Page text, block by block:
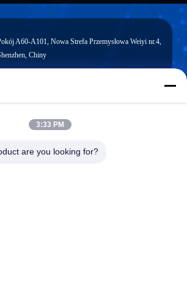
A60-A101, Nowa Strefa Przemysłowa Weiyi nr.4,
Chiny
info@seethrulcd.com
3:33 PM
are you looking for?